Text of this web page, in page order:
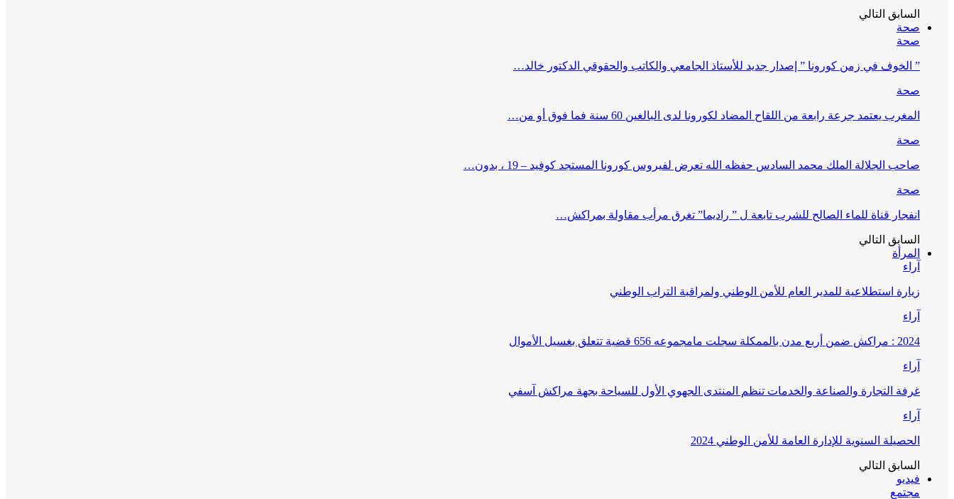
السابق التالي
صحة
صحة
” الخوف في زمن كورونا ” إصدار جديد للأستاذ الجامعي والكاتب والحقوقي الدكتور خالد…
صحة
المغرب يعتمد جرعة رابعة من اللقاح المضاد لكورونا لدى البالغين 60 سنة فما فوق أو من…
صحة
صاحب الجلالة الملك محمد السادس حفظه الله تعرض لفيروس كورونا المستجد كوفيد – 19 ، بدون…
صحة
انفجار قناة للماء الصالح للشرب تابعة ل ” راديما” تغرق مرأب مقاولة بمراكش…
السابق التالي
المرأة
آراء
زيارة استطلاعية للمدير العام للأمن الوطني ولمراقبة التراب الوطني
آراء
2024 : مراكش ضمن أربع مدن بالممكلة سجلت مامجموعه 656 قضية تتعلق بغسيل الأموال
آراء
غرفة التجارة والصناعة والخدمات تنظم المنتدى الجهوي الأول للسياحة بجهة مراكش آسفي
آراء
الحصيلة السنوية للإدارة العامة للأمن الوطني 2024
السابق التالي
فيديو
مجتمع